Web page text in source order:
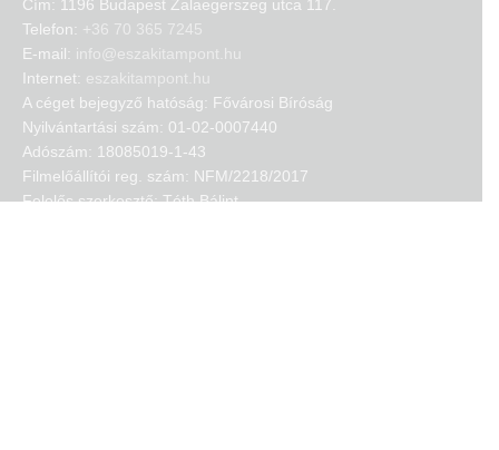
Cím: 1196 Budapest Zalaegerszeg utca 117.
Telefon: +36 70 365 7245
E-mail: info@eszakitampont.hu
Internet: eszakitampont.hu
A céget bejegyző hatóság: Fővárosi Bíróság
Nyilvántartási szám: 01-02-0007440
Adószám: 18085019-1-43
Filmelőállítói reg. szám: NFM/2218/2017
Felelős szerkesztő: Tóth Bálint